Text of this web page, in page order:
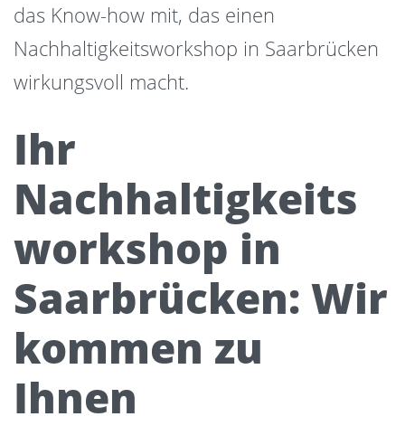
das Know-how mit, das einen
Nachhaltigkeitsworkshop in Saarbrücken
wirkungsvoll macht.
Ihr
Nachhaltigkeits
workshop in
Saarbrücken: Wir
kommen zu
Ihnen